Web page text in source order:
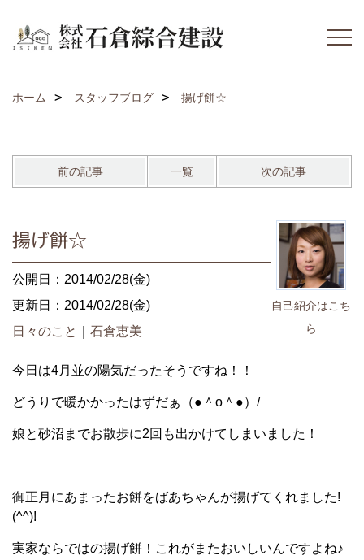
ホーム スタッフブログ 揚げ餅☆
前の記事 一覧 次の記事
自己紹介はこち
ら
揚げ餅☆
公開日：2014/02/28(金)
更新日：2014/02/28(金)
日々のこと
石倉恵美
今日は4月並の陽気だったそうですね！！
どうりで暖かかったはずだぁ（●＾o＾●）/
娘と砂沼までお散歩に2回も出かけてしまいました！
御正月にあまったお餅をばあちゃんが揚げてくれました!
(^^)!
実家ならではの揚げ餅！これがまたおいしいんですよね♪